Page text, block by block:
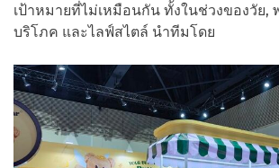
เป้าหมายที่ไม่เหมือนกัน ทั้งในช่วงของวัย,
บริโภค และไลฟ์สไตล์ นำทีมโดย